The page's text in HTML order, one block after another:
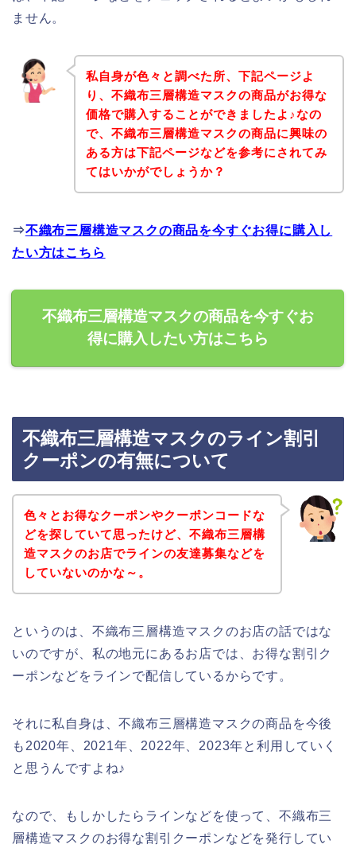
ません。
私自身が色々と調べた所、下記ページよ
り、不織布三層構造マスクの商品がお得な
価格で購入することができましたよ♪なの
で、不織布三層構造マスクの商品に興味の
ある方は下記ページなどを参考にされてみ
てはいかがでしょうか？
⇒不織布三層構造マスクの商品を今すぐお得に購入し
たい方はこちら
不織布三層構造マスクの商品を今すぐお
得に購入したい方はこちら
不織布三層構造マスクのライン割引
クーポンの有無について
色々とお得なクーポンやクーポンコードな
どを探していて思ったけど、不織布三層構
造マスクのお店でラインの友達募集などを
していないのかな～。
というのは、不織布三層構造マスクのお店の話ではな
いのですが、私の地元にあるお店では、お得な割引ク
ーポンなどをラインで配信しているからです。
それに私自身は、不織布三層構造マスクの商品を今後
も2020年、2021年、2022年、2023年と利用していく
と思うんですよね♪
なので、もしかしたらラインなどを使って、不織布三
層構造マスクのお得な割引クーポンなどを発行してい